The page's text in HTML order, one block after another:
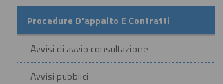
Procedure D'appalto E Contratti
Avvisi di avvio consultazione
Avvisi pubblici